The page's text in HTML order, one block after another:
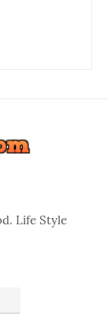
Life Style